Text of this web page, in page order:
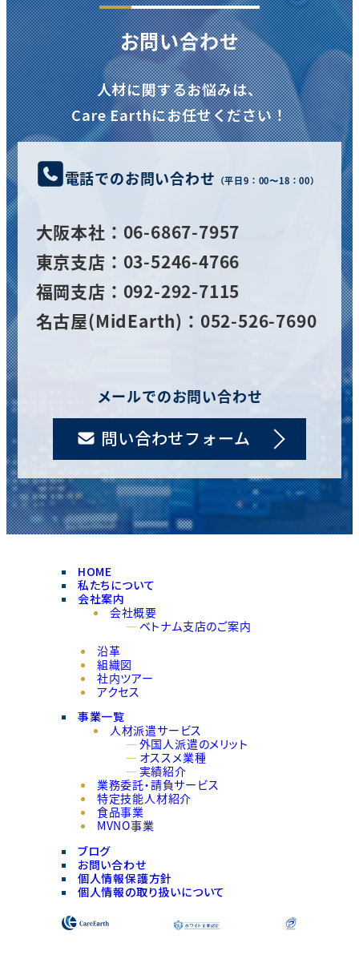
お問い合わせ
人材に関するお悩みは、
Care Earthにお任せください！
電話でのお問い合わせ （平日9：00〜18：00）
大阪本社 ：06-6867-7957
東京支店：03-5246-4766
福岡支店：092-292-7115
名古屋(MidEarth)：052-526-7690
メールでのお問い合わせ
問い合わせフォーム
HOME
私たちについて
会社案内
会社概要
ベトナム支店のご案内
沿革
組織図
社内ツアー
アクセス
事業一覧
人材派遣サービス
外国人派遣のメリット
オススメ業種
実績紹介
業務委託・請負サービス
特定技能人材紹介
食品事業
MVNO事業
ブログ
お問い合わせ
個人情報保護方針
個人情報の取り扱いについて